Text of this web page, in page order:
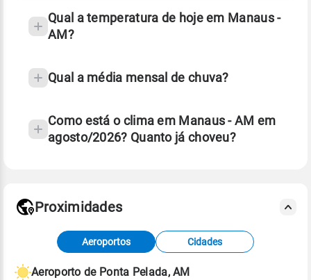
Qual a temperatura de hoje em Manaus -
AM?
Qual a média mensal de chuva?
Como está o clima em Manaus - AM em
agosto/2026? Quanto já choveu?
Fonte: dados combinados de estações
meteorológicas e satélite do Centro de Previsão
de Tempo e Estudos Climáticos (CPTEC).
Proximidades
Aeroportos Cidades
Aeroporto de Ponta Pelada, AM